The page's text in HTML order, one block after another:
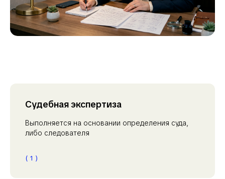
Судебная экспертиза
Выполняется на основании определения суда,
либо следователя
( 1 )